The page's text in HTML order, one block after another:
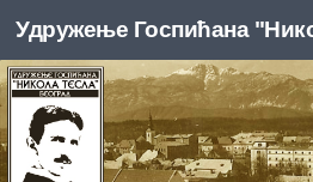
Skip to content